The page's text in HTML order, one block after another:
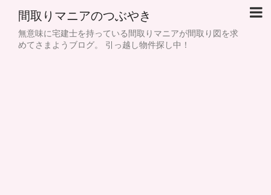
間取りマニアのつぶやき
無意味に宅建士を持っている間取りマニアが間取り図を求
めてさまようブログ。 引っ越し物件探し中！